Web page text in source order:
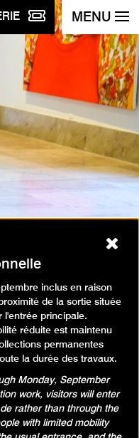
MENU
Sa
6
13
20
Mois
suivant
inclus en raison
de la sortie située
l'entrée principale.
réduite est maintenu
permanentes
la durée des travaux.
Monday, September
work, visitors will enter
rather than through the
with limited mobility